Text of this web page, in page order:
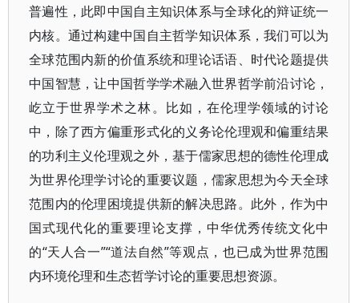
普遍性，此即中国自主知识体系与全球化的辩证统一
内核。通过构建中国自主哲学知识体系，我们可以为
全球范围内新的价值系统和理论话语、时代论题提供
中国智慧，让中国哲学学术融入世界哲学前沿讨论，
屹立于世界学术之林。比如，在伦理学领域的讨论
中，除了西方偏重形式化的义务论伦理观和偏重结果
的功利主义伦理观之外，基于儒家思想的德性伦理成
为世界伦理学讨论的重要议题，儒家思想为今天全球
范围内的伦理困境提供新的解决思路。此外，作为中
国式现代化的重要理论支撑，中华优秀传统文化中
的“天人合一”“道法自然”等观点，也已成为世界范围
内环境伦理和生态哲学讨论的重要思想资源。